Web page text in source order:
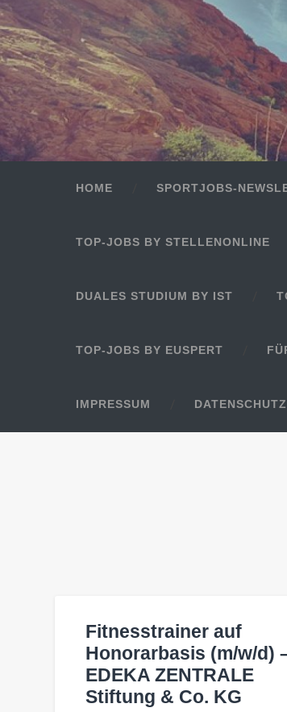
HOME SPORTJOBS-
TOP-JOBS BY STELLENONLINE
DUALES STUDIUM BY IST
TOP-JOBS BY EUSPERT
IMPRESSUM DATENSCHUTZ
Fitnesstrainer auf
Honorarbasis (m/w/d)
EDEKA ZENTRALE
Stiftung & Co. KG